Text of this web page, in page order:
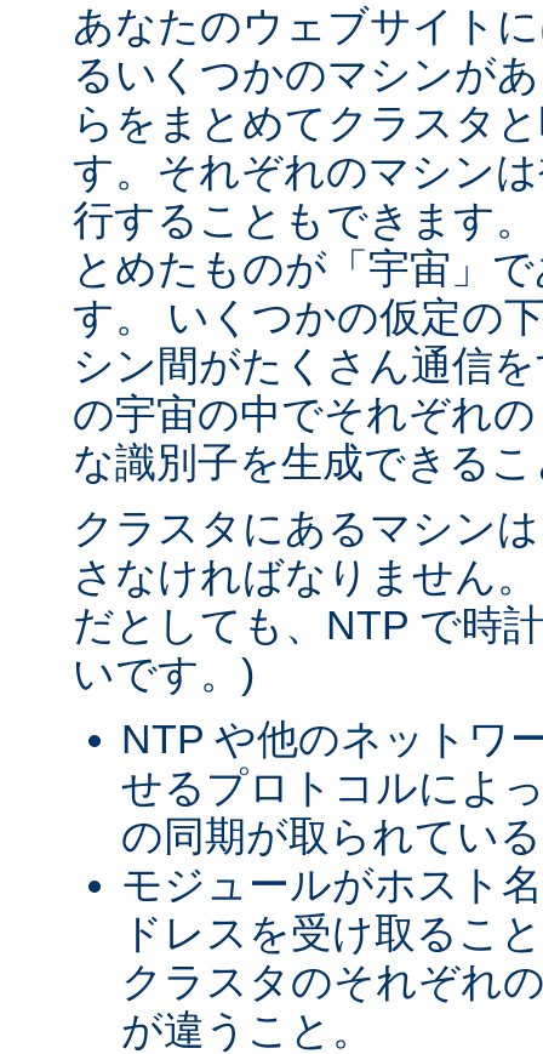
あなたのウェブサイト
るいくつかのマシンが
らをまとめてクラスタ
す。それぞれのマシン
行することもできます
とめたものが「宇宙」
す。 いくつかの仮定の
シン間がたくさん通信
の宇宙の中でそれぞれ
な識別子を生成できる
クラスタにあるマシン
さなければなりません
だとしても、NTP で時
いです。)
NTP や他のネットワ
せるプロトコルによ
の同期が取られてい
モジュールがホスト
ドレスを受け取るこ
クラスタのそれぞれ
が違うこと。